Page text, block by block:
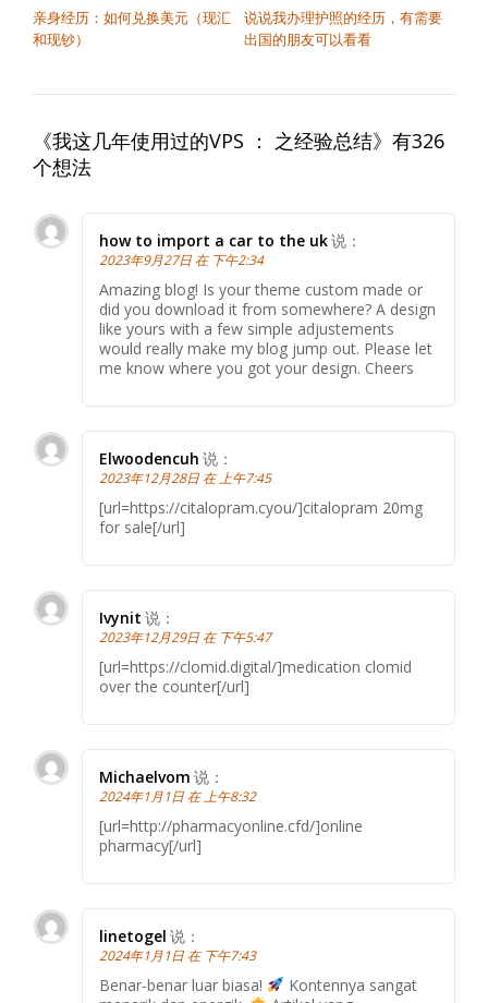
亲身经历：如何兑换美元（现汇
和现钞）
说说我办理护照的经历，有需要
出国的朋友可以看看
《我这几年使用过的VPS ： 之经验总结》有326
个想法
how to import a car to the uk说：
2023年9月27日 在 下午2:34
Amazing blog! Is your theme custom made or
did you download it from somewhere? A design
like yours with a few simple adjustements
would really make my blog jump out. Please let
me know where you got your design. Cheers
Elwoodencuh 说：
2023年12月28日 在 上午7:45
[url=https://citalopram.cyou/]citalopram 20mg
for sale[/url]
Ivynit 说：
2023年12月29日 在 下午5:47
[url=https://clomid.digital/]medication clomid
over the counter[/url]
Michaelvom 说：
2024年1月1日 在 上午8:32
[url=http://pharmacyonline.cfd/]online
pharmacy[/url]
linetogel 说：
2024年1月1日 在 下午7:43
Benar-benar luar biasa!
Kontennya sangat